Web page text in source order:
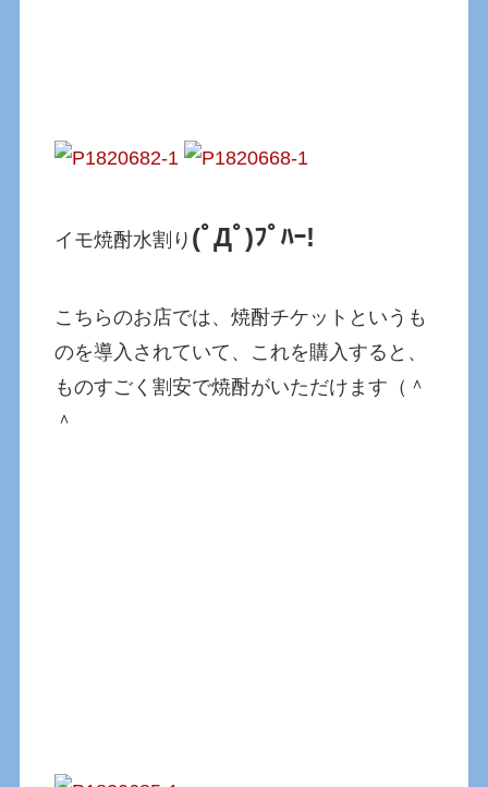
イモ焼酎水割り (ﾟДﾟ)ﾌﾟﾊｰ!
こちらのお店では、焼酎チケットというも
のを導入されていて、これを購入すると、
ものすごく割安で焼酎がいただけます（＾
＾